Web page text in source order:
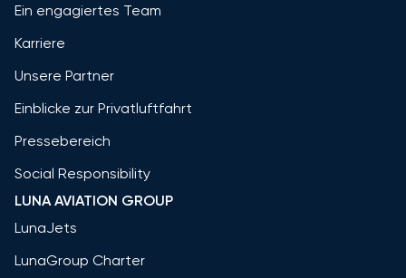
Ein engagiertes Team
Karriere
Unsere Partner
Einblicke zur Privatluftfahrt
Pressebereich
Social Responsibility
LUNA AVIATION GROUP
LunaJets
LunaGroup Charter